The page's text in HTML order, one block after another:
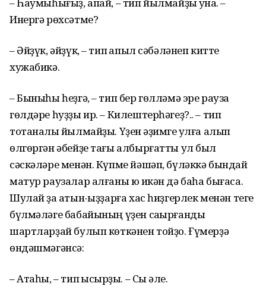
Инергə рɵхсəтме?
– Əйҙүк, əйҙүк, – тип ҡапыл сəбəлəнеп китте
хужабикə.
– Быныһы һеҙгə, – тип бер гɵллəмə эре рауза
гɵлдəре һуҙҙы ир. – Килештерһəгеҙ?.. – тип
тотанаҡлы йылмайҙы. Үҙен ҡəҙимге ҡулға алып
ɵлгɵргəн əбейҙе тағы албырғатты ул был
сəскəлəре менəн. Күпме йəшəп, бүлəккə бындай
матур раузалар алғаны юҡ икəн дə баһа бығаса.
Шулай ҙа ҡатын-ҡыҙҙарға хас һиҙгерлек менəн теге
бүлмəлəге бабайының үҙен саҡырғанды
шартларҙай булып кɵткəнен тойҙо. Ғүмерҙə
ɵндəшмəгəнсə:
– Атаһы, – тип ҡысҡырҙы. – Сыҡ əле.